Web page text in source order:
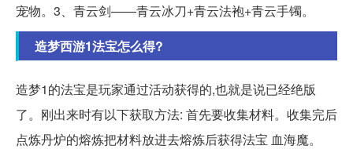
宠物。3、青云剑——青云冰刀+青云法袍+青云手镯。
造梦西游1法宝怎么得?
造梦1的法宝是玩家通过活动获得的,也就是说已经绝版
了。刚出来时有以下获取方法: 首先要收集材料。收集完后
点炼丹炉的熔炼把材料放进去熔炼后获得法宝 血海魔。